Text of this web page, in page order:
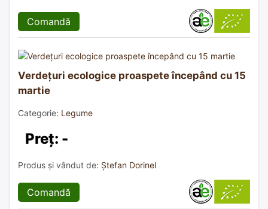
Comandă
Verdețuri ecologice proaspete începând cu 15
martie
Categorie: Legume
Preț: -
Produs și vândut de: Ștefan Dorinel
Comandă